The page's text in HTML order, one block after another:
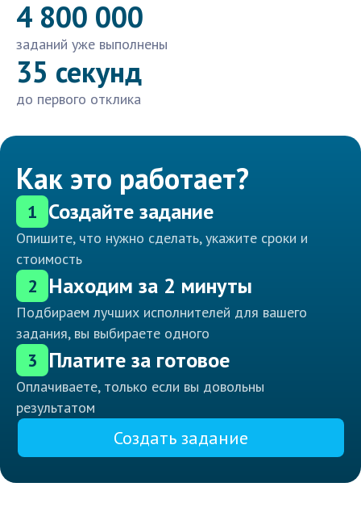
4 800 000
заданий уже выполнены
35 секунд
до первого отклика
Как это работает?
1 Создайте задание
Опишите, что нужно сделать, укажите сроки и
стоимость
2 Находим за 2 минуты
Подбираем лучших исполнителей для вашего
задания, вы выбираете одного
3 Платите за готовое
Оплачиваете, только если вы довольны
результатом
Создать задание